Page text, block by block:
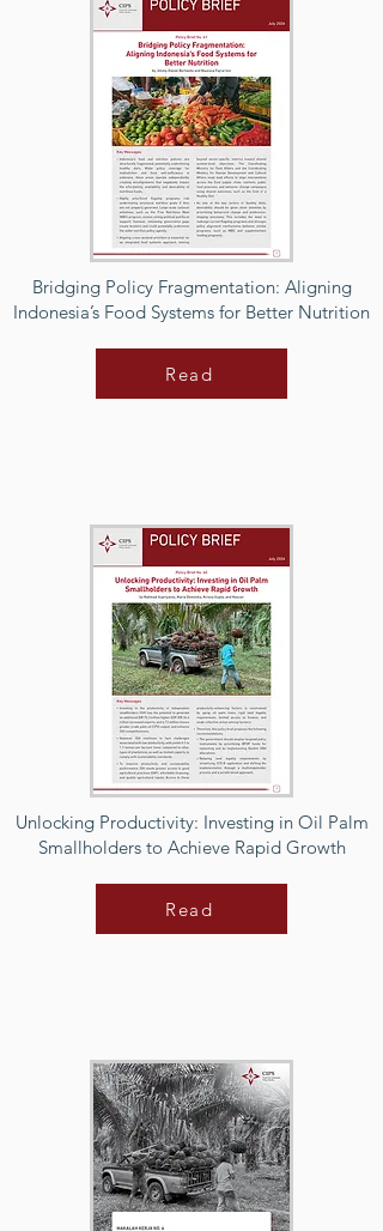
Bridging Policy Fragmentation: Aligning
Indonesia’s Food Systems for Better Nutrition
Read
Unlocking Productivity: Investing in Oil Palm
Smallholders to Achieve Rapid Growth
Read